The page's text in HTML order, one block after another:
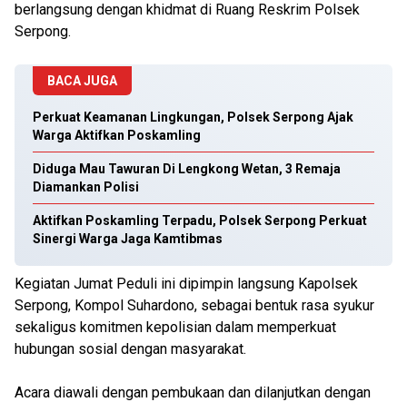
berlangsung dengan khidmat di Ruang Reskrim Polsek
Serpong.
BACA JUGA
Perkuat Keamanan Lingkungan, Polsek Serpong Ajak
Warga Aktifkan Poskamling
Diduga Mau Tawuran Di Lengkong Wetan, 3 Remaja
Diamankan Polisi
Aktifkan Poskamling Terpadu, Polsek Serpong Perkuat
Sinergi Warga Jaga Kamtibmas
Kegiatan Jumat Peduli ini dipimpin langsung Kapolsek
Serpong, Kompol Suhardono, sebagai bentuk rasa syukur
sekaligus komitmen kepolisian dalam memperkuat
hubungan sosial dengan masyarakat.
Acara diawali dengan pembukaan dan dilanjutkan dengan